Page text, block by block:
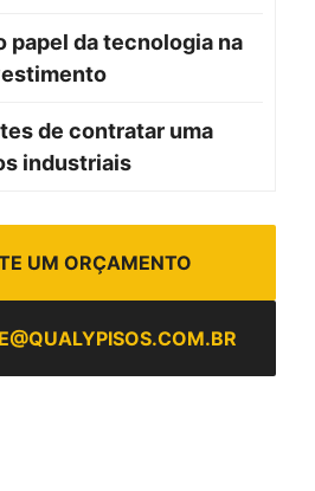
papel da tecnologia na
de contratar uma
industriais
UM ORÇAMENTO